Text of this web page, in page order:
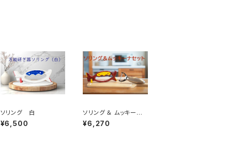
ソリング 白
¥6,500
ソリング ＆ ムッキーナ
セット
¥6,270